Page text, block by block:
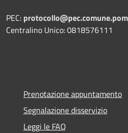
PEC:
Centralino Unico: 0818576111
Prenotazione appuntamento
Segnalazione disservizio
Leggi le FAQ